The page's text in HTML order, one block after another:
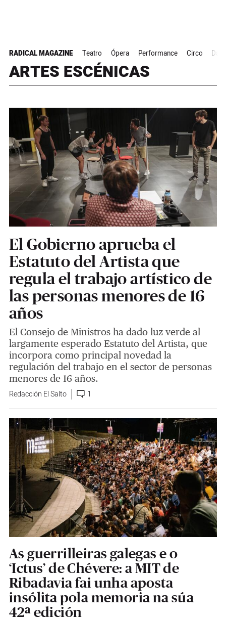
RADICAL MAGAZINE Teatro Ópera Performance Circo
ARTES ESCÉNICAS
El Gobierno aprueba el
Estatuto del Artista que
regula el trabajo artístico de
las personas menores de 16
años
El Consejo de Ministros ha dado luz verde al
largamente esperado Estatuto del Artista, que
incorpora como principal novedad la
regulación del trabajo en el sector de personas
menores de 16 años.
Redacción El Salto 1
As guerrilleiras galegas e o
‘Ictus’ de Chévere: a MIT de
Ribadavia fai unha aposta
insólita pola memoria na súa
42ª edición